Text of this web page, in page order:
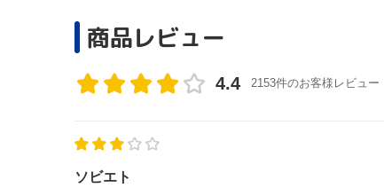
商品レビュー
4.4 2153件のお客様レビュー
ソビエト